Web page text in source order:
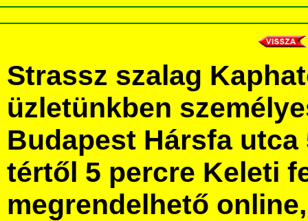
Strassz szalag
üzletünkben
Budapest Hársfa utca
tértől 5 percre Keleti
megrendelhető